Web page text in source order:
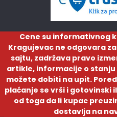
Cene su informativnog
Kragujevac ne odgovara
sajtu, zadržava pravo
artikle, informacije o
možete dobiti na upit.
plaćanje se vrši i gotovinski
od toga da li kupac
dostavlja na